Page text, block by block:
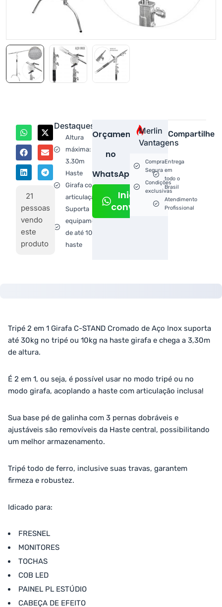
Destaques
Altura
máxima:
3.30m
Haste
Girafa com
articulação
Suporta
equipamentos
de até 10kg na
haste
Orçamento
no
WhatsApp!
Iniciar
conversa
Compartilhe
21
pessoas
vendo
este
produto
Merlin
Vantagens
Compra
Segura
Condições
exclusivas
Entrega
em
todo o
Brasil
Atendimento
Profissional
Tripé 2 em 1 Girafa C-STAND Cromado de Aço Inox suporta
até 30kg no tripé ou 10kg na haste girafa e chega a 3,30m
de altura.
É 2 em 1, ou seja, é possível usar no modo tripé ou no
modo girafa, acoplando a haste com articulação inclusa!
Sua base pé de galinha com 3 pernas dobráveis e
ajustáveis são removíveis da Haste central, possibilitando
um melhor armazenamento.
Tripé todo de ferro, inclusive suas travas, garantem
firmeza e robustez.
Idicado para:
FRESNEL
MONITORES
TOCHAS
COB LED
PAINEL PL ESTÚDIO
CABEÇA DE EFEITO